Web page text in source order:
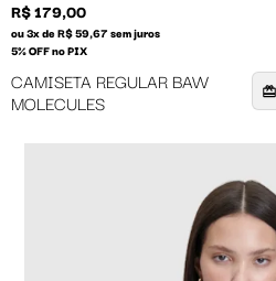
R$ 179,00
ou 3x de R$ 59,67 sem juros
5% OFF no PIX
CAMISETA REGULAR BAW
MOLECULES